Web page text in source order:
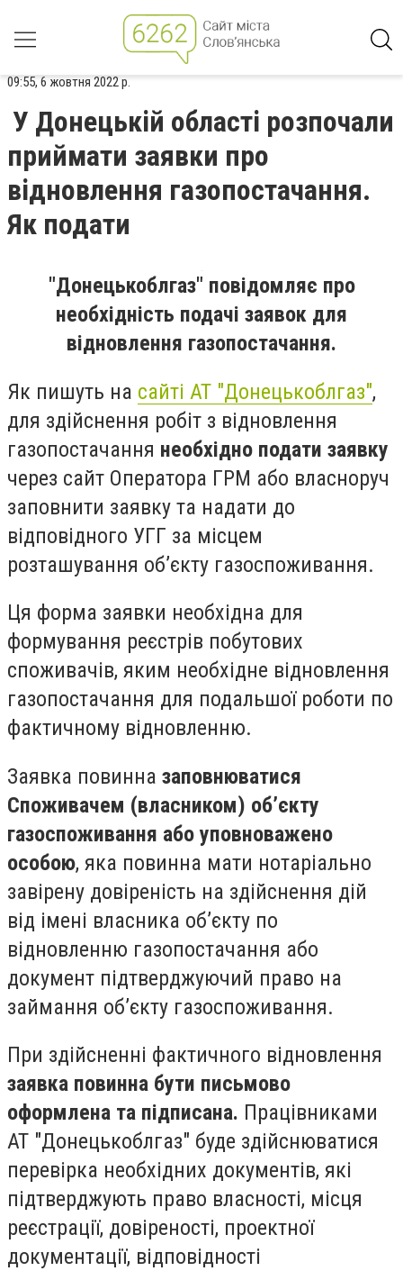
09:55, 6 жовтня 2022 р.
У Донецькій області розпочали
приймати заявки про
відновлення газопостачання.
Як подати
"Донецькоблгаз" повідомляє про
необхідність подачі заявок для
відновлення газопостачання.
Як пишуть на сайті АТ "Донецькоблгаз",
для здійснення робіт з відновлення
газопостачання необхідно подати заявку
через сайт Оператора ГРМ або власноруч
заповнити заявку та надати до
відповідного УГГ за місцем
розташування об’єкту газоспоживання.
Ця форма заявки необхідна для
формування реєстрів побутових
споживачів, яким необхідне відновлення
газопостачання для подальшої роботи по
фактичному відновленню.
Заявка повинна заповнюватися
Споживачем (власником) об’єкту
газоспоживання або уповноважено
особою, яка повинна мати нотаріально
завірену довіреність на здійснення дій
від імені власника об’єкту по
відновленню газопостачання або
документ підтверджуючий право на
займання об’єкту газоспоживання.
При здійсненні фактичного відновлення
заявка повинна бути письмово
оформлена та підписана. Працівниками
АТ "Донецькоблгаз" буде здійснюватися
перевірка необхідних документів, які
підтверджують право власності, місця
реєстрації, довіреності, проектної
документації, відповідності